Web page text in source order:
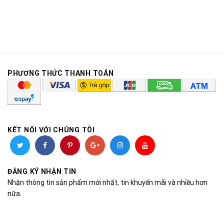
PHƯƠNG THỨC THANH TOÁN
KẾT NỐI VỚI CHÚNG TÔI
ĐĂNG KÝ NHẬN TIN
Nhận thông tin sản phẩm mới nhất, tin khuyến mãi và nhiều hơn
nữa.